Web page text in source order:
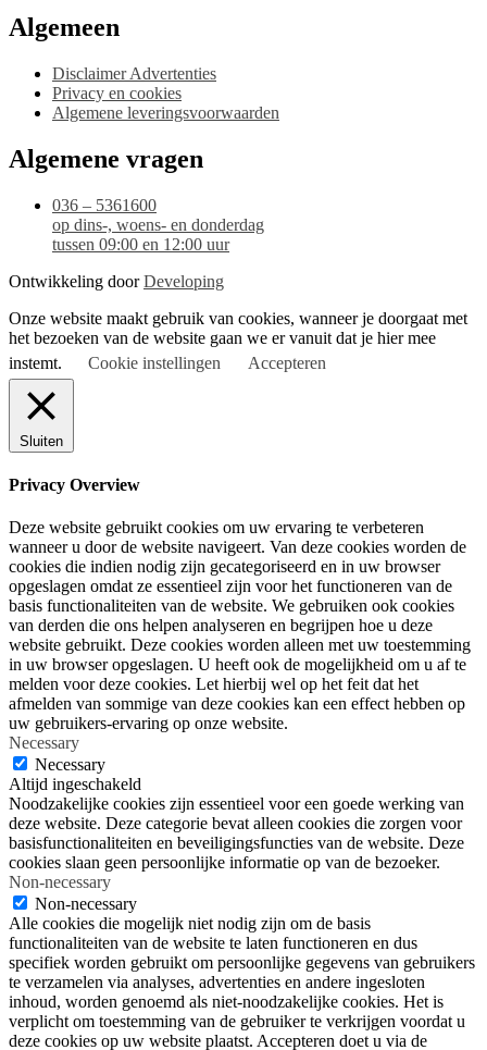
Algemeen
Disclaimer Advertenties
Privacy en cookies
Algemene leveringsvoorwaarden
Algemene vragen
036 – 5361600
op dins-, woens- en donderdag
tussen 09:00 en 12:00 uur
Ontwikkeling doorDeveloping
Onze website maakt gebruik van cookies, wanneer je doorgaat met
het bezoeken van de website gaan we er vanuit dat je hier mee
instemt.
Cookie instellingen Accepteren
Sluiten
Privacy Overview
Deze website gebruikt cookies om uw ervaring te verbeteren
wanneer u door de website navigeert. Van deze cookies worden de
cookies die indien nodig zijn gecategoriseerd en in uw browser
opgeslagen omdat ze essentieel zijn voor het functioneren van de
basis functionaliteiten van de website. We gebruiken ook cookies
van derden die ons helpen analyseren en begrijpen hoe u deze
website gebruikt. Deze cookies worden alleen met uw toestemming
in uw browser opgeslagen. U heeft ook de mogelijkheid om u af te
melden voor deze cookies. Let hierbij wel op het feit dat het
afmelden van sommige van deze cookies kan een effect hebben op
uw gebruikers-ervaring op onze website.
Necessary
Necessary
Altijd ingeschakeld
Noodzakelijke cookies zijn essentieel voor een goede werking van
deze website. Deze categorie bevat alleen cookies die zorgen voor
basisfunctionaliteiten en beveiligingsfuncties van de website. Deze
cookies slaan geen persoonlijke informatie op van de bezoeker.
Non-necessary
Non-necessary
Alle cookies die mogelijk niet nodig zijn om de basis
functionaliteiten van de website te laten functioneren en dus
specifiek worden gebruikt om persoonlijke gegevens van gebruikers
te verzamelen via analyses, advertenties en andere ingesloten
inhoud, worden genoemd als niet-noodzakelijke cookies. Het is
verplicht om toestemming van de gebruiker te verkrijgen voordat u
deze cookies op uw website plaatst. Accepteren doet u via de